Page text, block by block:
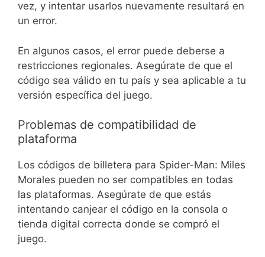
vez, y intentar usarlos nuevamente resultará en
un error.
En algunos casos, el error puede deberse a
restricciones regionales. Asegúrate de que el
código sea válido en tu país y sea aplicable a tu
versión específica del juego.
Problemas de compatibilidad de
plataforma
Los códigos de billetera para Spider-Man: Miles
Morales pueden no ser compatibles en todas
las plataformas. Asegúrate de que estás
intentando canjear el código en la consola o
tienda digital correcta donde se compró el
juego.